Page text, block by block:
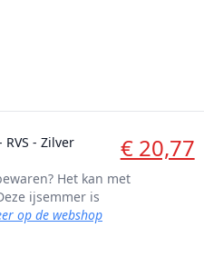
- Zilver € 20,77
Het kan met
ijsemmer is
op de webshop